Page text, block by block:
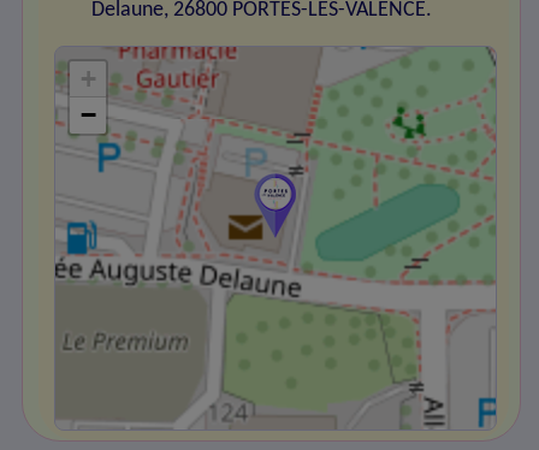
Delaune, 26800 PORTES-LES-VALENCE.
+
−